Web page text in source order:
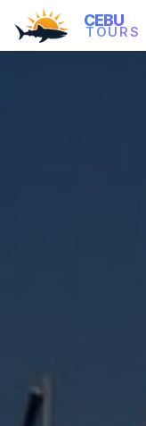
CEBU
TOURS